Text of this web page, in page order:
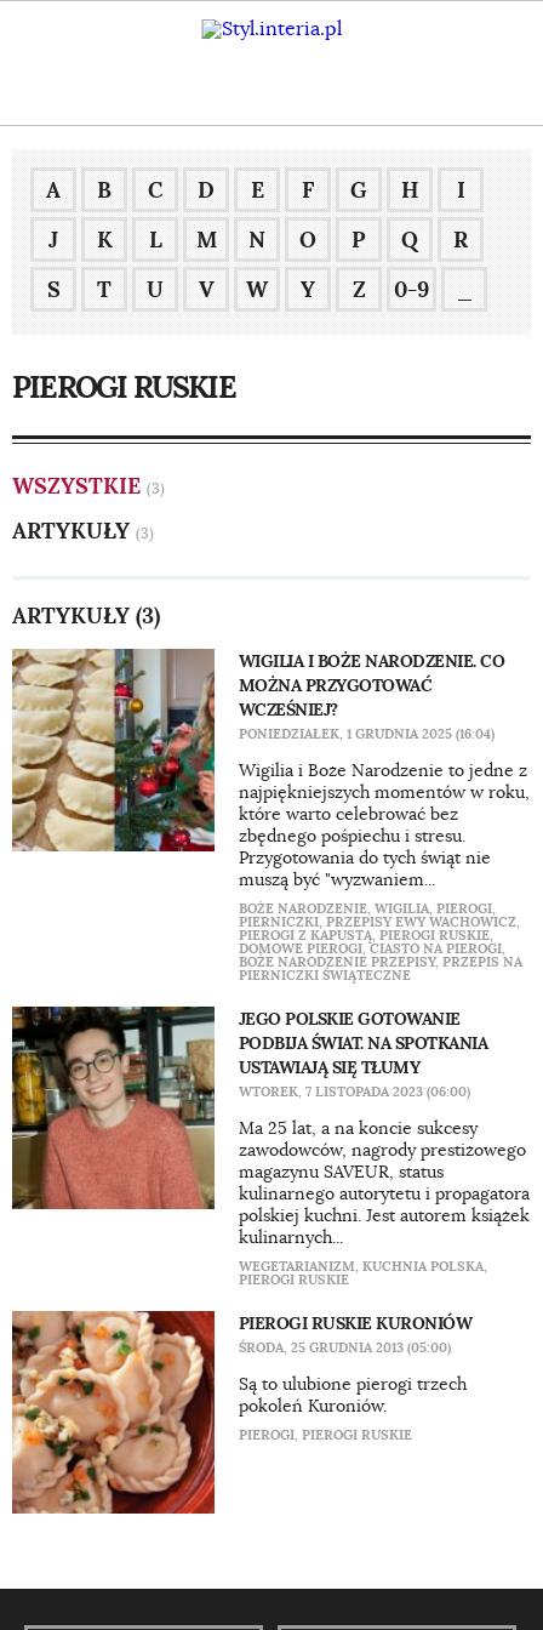
A B C D E F G H
I
J
K L M N O P Q
R
S
T U V W Y Z 0-9
PIEROGI RUSKIE
WSZYSTKIE (3)
ARTYKUŁY (3)
ARTYKUŁY (3)
WIGILIA I BOŻE NARODZENIE. CO
MOŻNA PRZYGOTOWAĆ
WCZEŚNIEJ?
PONIEDZIAŁEK, 1 GRUDNIA 2025 (16:04)
Wigilia i Boże Narodzenie to jedne z
najpiękniejszych momentów w roku,
które warto celebrować bez
zbędnego pośpiechu i stresu.
Przygotowania do tych świąt nie
muszą być "wyzwaniem...
BOŻE NARODZENIE, WIGILIA, PIEROGI,
PIERNICZKI, PRZEPISY EWY WACHOWICZ,
PIEROGI Z KAPUSTĄ, PIEROGI RUSKIE,
DOMOWE PIEROGI,CIASTO NA PIEROGI,
BOŻE NARODZENIE PRZEPISY, PRZEPIS NA
PIERNICZKI ŚWIĄTECZNE
JEGO POLSKIE GOTOWANIE
PODBIJA ŚWIAT. NA SPOTKANIA
USTAWIAJĄ SIĘ TŁUMY
WTOREK, 7 LISTOPADA 2023 (06:00)
Ma 25 lat, a na koncie sukcesy
zawodowców, nagrody prestiżowego
magazynu SAVEUR, status
kulinarnego autorytetu i propagatora
polskiej kuchni. Jest autorem książek
kulinarnych...
WEGETARIANIZM, KUCHNIA POLSKA,
PIEROGI RUSKIE
PIEROGI RUSKIE KURONIÓW
ŚRODA, 25 GRUDNIA 2013 (05:00)
Są to ulubione pierogi trzech
pokoleń Kuroniów.
PIEROGI, PIEROGI RUSKIE